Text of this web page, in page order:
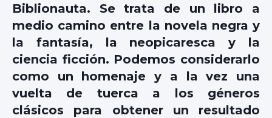
Biblionauta. Se trata de un libro a
medio camino entre la novela negra y
la fantasía, la neopicaresca y la
ciencia ficción. Podemos considerarlo
como un homenaje y a la vez una
vuelta de tuerca a los géneros
clásicos para obtener un resultado